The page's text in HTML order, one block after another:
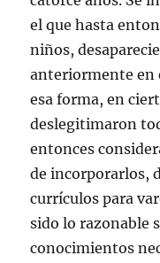
el que hasta
niños,
anteriormente en
esa forma, en
deslegitimaron
entonces
de incorporarlos,
currículos para
sido lo razonable
conocimientos